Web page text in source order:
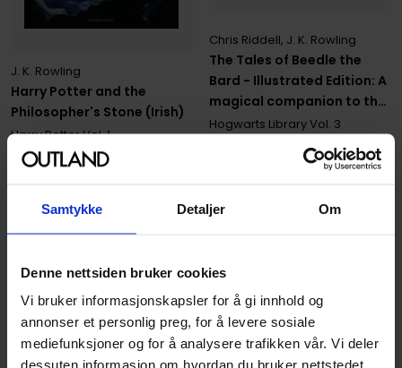
Samtykke Detaljer Om
Denne nettsiden bruker cookies
Vi bruker informasjonskapsler for å gi innhold og
annonser et personlig preg, for å levere sosiale
mediefunksjoner og for å analysere trafikken vår. Vi deler
dessuten informasjon om hvordan du bruker nettstedet
Harry Potter and the
Philosopher's Stone (Irish)
J. K. Rowling
Harry PotterVol. 1
Hardcover · Irsk
The Tales of Beedle the
Bard - Illustrated Edition: A
magical companion to the
Harry Potter stories
Chris Riddell, J. K. Rowling
Hogwarts LibraryVol. 3
Paperback · Engelsk
34900
87,25 Medlem
549